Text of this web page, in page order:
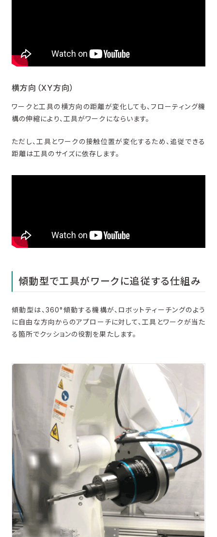
横方向（XY方向）
ワークと工具の横方向の距離が変化しても、フローティング機
構の伸縮により、工具がワークにならいます。
ただし、工具とワークの接触位置が変化するため、追従できる
距離は工具のサイズに依存します。
傾動型で工具がワークに追従する仕組み
傾動型は、360°傾動する機構が、ロボットティーチングのよう
に自由な方向からのアプローチに対して、工具とワークが当た
る箇所でクッションの役割を果たします。